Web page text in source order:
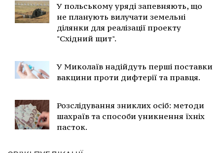
У польському уряді запевняють, що
не планують вилучати земельні
ділянки для реалізації проекту
"Східний щит".
У Миколаїв надійдуть перші поставки
вакцини проти дифтерії та правця.
Розслідування зниклих осіб: методи
шахраїв та способи уникнення їхніх
пасток.